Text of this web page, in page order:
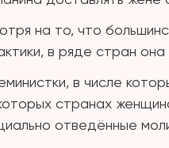
на то, что
в ряде стран
в числе
странах
отведённые